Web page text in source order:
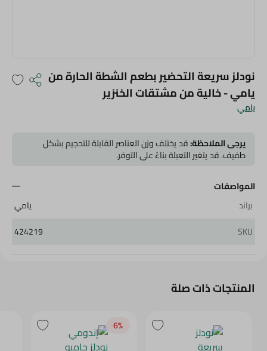
يامي
نودلز سريعة التحضير بطعم الشطة الحارة من
يامي - خالية من مشتقات الخنزير
يرجى الملاحظة:قد يختلف وزن العناصر القابلة للتحجيم بشكل
طفيف. قد يتغير التعبئة بناءً على التوفر.
المواصفات
براند
يامي
SKU
424219
المنتجات ذات صلة
6‎%‎